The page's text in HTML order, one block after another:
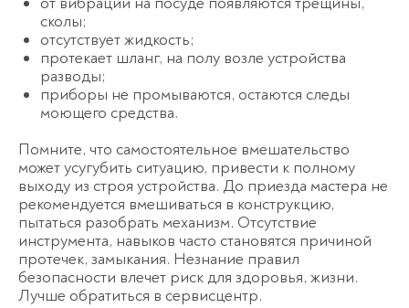
сколы;
отсутствует жидкость;
протекает шланг, на полу возле устройства
разводы;
приборы не промываются, остаются следы
моющего средства.
Помните, что самостоятельное вмешательство
может усугубить ситуацию, привести к полному
выходу из строя устройства. До приезда мастера не
рекомендуется вмешиваться в конструкцию,
пытаться разобрать механизм. Отсутствие
инструмента, навыков часто становятся причиной
протечек, замыкания. Незнание правил
безопасности влечет риск для здоровья, жизни.
Лучше обратиться в сервисцентр.